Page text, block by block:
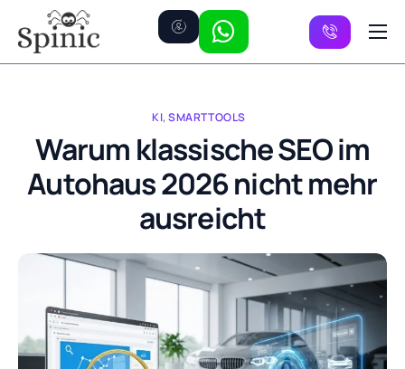
Preise
FAQ
Kontakt
KI,SMARTTOOLS
Warum klassische SEO im
Autohaus 2026 nicht mehr
ausreicht